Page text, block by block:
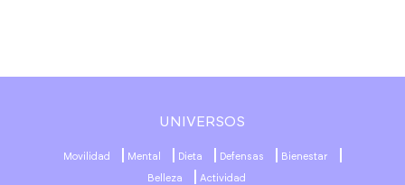
UNIVERSOS
Movilidad Mental Dieta Defensas Bienestar
Belleza Actividad